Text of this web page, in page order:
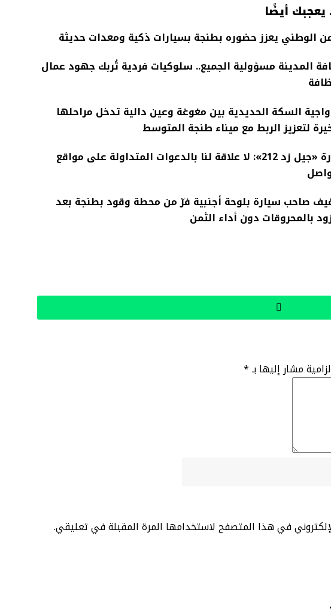
أيضًا
الوطني يعزز حضوره بطنجة بسيارات ذكية ومعدات حديثة
المدينة مسؤولية الجميع.. سلوكيات فردية تُربك جهود عمال
السكة الحديدية بين مغوغة وعين دالية تدخل مراحلها
لتعزيز الربط مع ميناء طنجة المتوسط
إدارة «جيل زد 212»: لا علاقة لنا بالدعوات المتداولة على مواقع
صاحب سيارة بلوحة أجنبية فرّ من محطة وقود بطنجة بعد
بالمحروقات دون أداء الثمن
مشار إليها بـ*
في هذا المتصفح لاستخدامها المرة المقبلة في تعليقي.